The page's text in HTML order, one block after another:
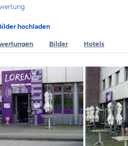
hochladen
Bilder Hotels